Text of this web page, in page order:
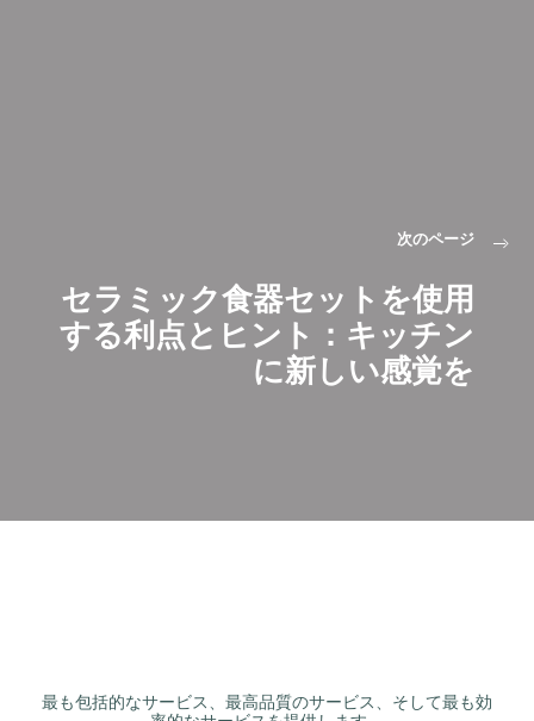
次のページ
セラミック食器セットを使用
する利点とヒント：キッチン
に新しい感覚を
最も包括的なサービス、最高品質のサービス、そして最も効